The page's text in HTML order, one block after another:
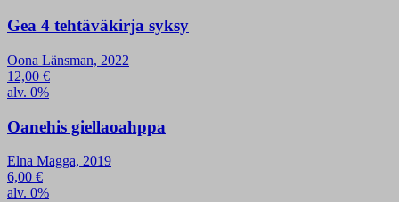
Gea 4 tehtäväkirja syksy
Oona Länsman, 2022
12,00 €
alv. 0%
Oanehis giellaoahppa
Elna Magga, 2019
6,00 €
alv. 0%